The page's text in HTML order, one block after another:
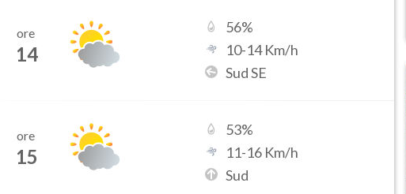
ore
14
56%
10-14Km/h
Sud SE
ore
15
53%
11-16 Km/h
Sud